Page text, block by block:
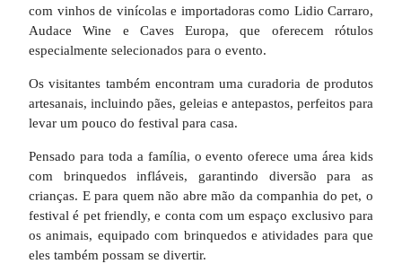
com vinhos de vinícolas e importadoras como Lidio Carraro,
Audace Wine e Caves Europa, que oferecem rótulos
especialmente selecionados para o evento.
Os visitantes também encontram uma curadoria de produtos
artesanais, incluindo pães, geleias e antepastos, perfeitos para
levar um pouco do festival para casa.
Pensado para toda a família, o evento oferece uma área kids
com brinquedos infláveis, garantindo diversão para as
crianças. E para quem não abre mão da companhia do pet, o
festival é pet friendly, e conta com um espaço exclusivo para
os animais, equipado com brinquedos e atividades para que
eles também possam se divertir.